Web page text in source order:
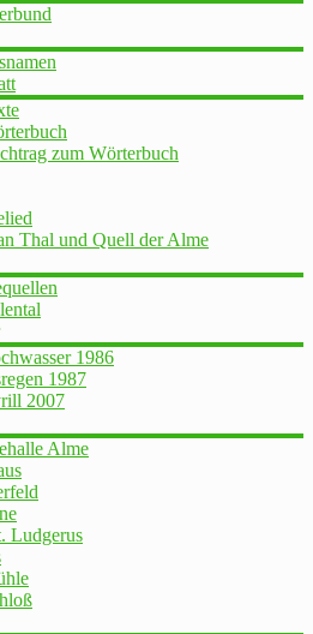
zum Wörterbuch
Thal und Quell der Alme
1986
1987
2007
Alme
Ludgerus